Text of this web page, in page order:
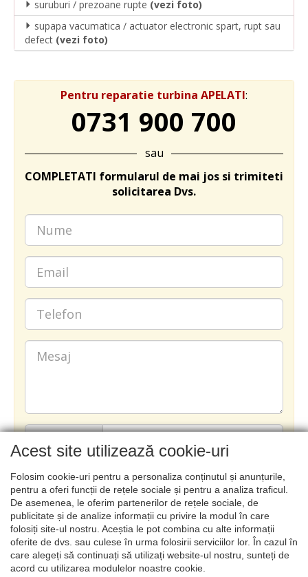
suruburi / prezoane rupte (vezi foto)
supapa vacumatica / actuator electronic spart, rupt sau
defect (vezi foto)
Pentru reparatie turbina APELATI:
0731 900 700
sau
COMPLETATI formularul de mai jos si trimiteti
solicitarea Dvs.
TRIMITE
Acest site utilizează cookie-uri
Folosim cookie-uri pentru a personaliza conținutul și anunțurile,
pentru a oferi funcții de rețele sociale și pentru a analiza traficul.
De asemenea, le oferim partenerilor de rețele sociale, de
publicitate și de analize informații cu privire la modul în care
folosiți site-ul nostru. Aceștia le pot combina cu alte informații
oferite de dvs. sau culese în urma folosirii serviciilor lor. În cazul în
care alegeți să continuați să utilizați website-ul nostru, sunteți de
acord cu utilizarea modulelor noastre cookie.